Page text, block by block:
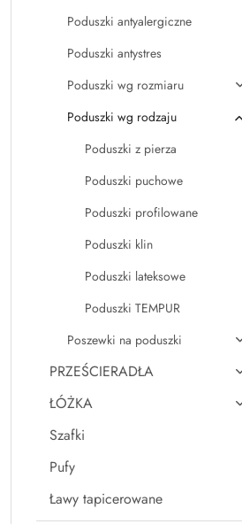
Poduszki antyalergiczne
Poduszki antystres
Poduszki wg rozmiaru
Poduszki wg rodzaju
Poduszki z pierza
Poduszki puchowe
Poduszki profilowane
Poduszki klin
Poduszki lateksowe
Poduszki TEMPUR
Poszewki na poduszki
PRZEŚCIERADŁA
ŁÓŻKA
Szafki
Pufy
Ławy tapicerowane